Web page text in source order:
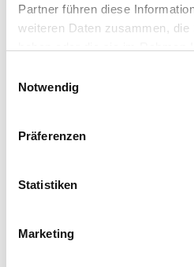
Partner führen diese
weiteren Daten zusammen, die
Notwendig
Präferenzen
Statistiken
Marketing
Lærkevænget 24
4581 Rørvig